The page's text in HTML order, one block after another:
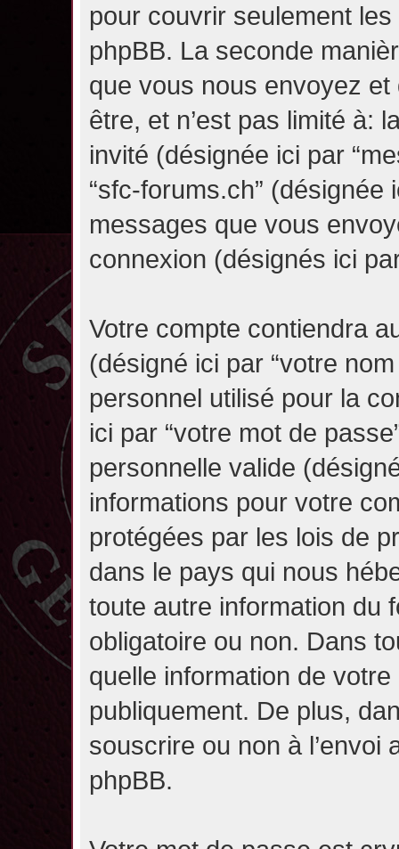
pour couvrir seulement
phpBB. La seconde
que vous nous envoyez
être, et n’est pas limité à:
invité (désignée ici par
“sfc-forums.ch” (désignée
messages que vous
connexion (désignés ici
Votre compte contiendra
(désigné ici par “votre
personnel utilisé pour la
ici par “votre mot de
personnelle valide
informations pour votre
protégées par les lois de
dans le pays qui nous
toute autre information du
obligatoire ou non. Dans
quelle information de
publiquement. De plus,
souscrire ou non à l’envoi
phpBB.